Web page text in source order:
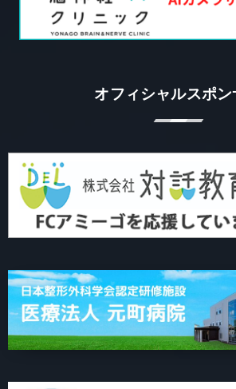
オフィシャルスポン